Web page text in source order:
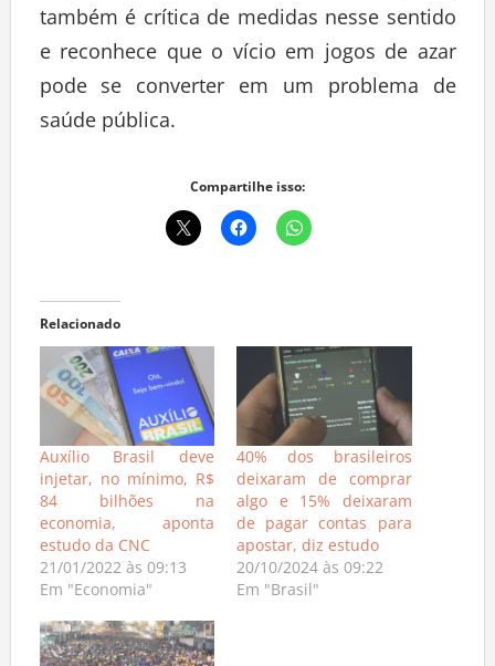
também é crítica de medidas nesse sentido
e reconhece que o vício em jogos de azar
pode se converter em um problema de
saúde pública.
Compartilhe isso:
Relacionado
Auxílio Brasil deve
injetar, no mínimo, R$
84 bilhões na
economia, aponta
estudo da CNC
21/01/2022 às 09:13
Em "Economia"
40% dos brasileiros
deixaram de comprar
algo e 15% deixaram
de pagar contas para
apostar, diz estudo
20/10/2024 às 09:22
Em "Brasil"